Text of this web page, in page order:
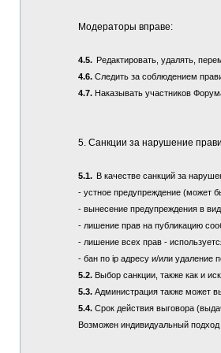
Модераторы вправе:
4.5. Редактировать, удалять,
4.6.Следить за соблюдением
4.7.Наказывать участников
5. Санкции за нарушение
5.1. В качестве санкций за
- устное предупреждение (может
- вынесение предупреждения в
- лишение прав на публикацию
- лишение всех прав -
- бан по ip адресу и/или удаление
5.2.Выбор санкции, также как и
5.3.Администрация также может
5.4.Срок действия выговора
Возможен индивидуальный